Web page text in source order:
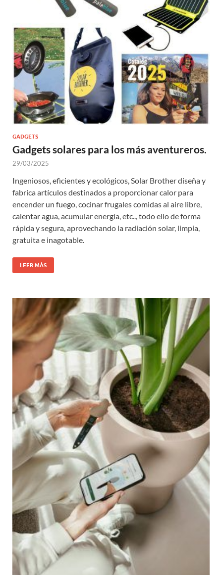
GADGETS
Gadgets solares para los más aventureros.
29/03/2025
Ingeniosos, eficientes y ecológicos, Solar Brother diseña y
fabrica artículos destinados a proporcionar calor para
encender un fuego, cocinar frugales comidas al aire libre,
calentar agua, acumular energía, etc.., todo ello de forma
rápida y segura, aprovechando la radiación solar, limpia,
gratuita e inagotable.
LEER MÁS